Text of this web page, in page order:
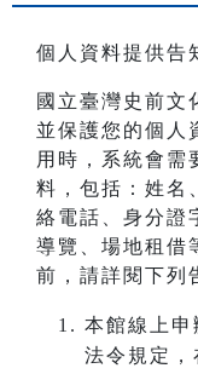
個人資料提供告
國立臺灣史前文
並保護您的個人
用時，系統會需
料，包括：姓名
絡電話、身分證
導覽、場地租借
前，請詳閱下列
本館線上申
法令規定，